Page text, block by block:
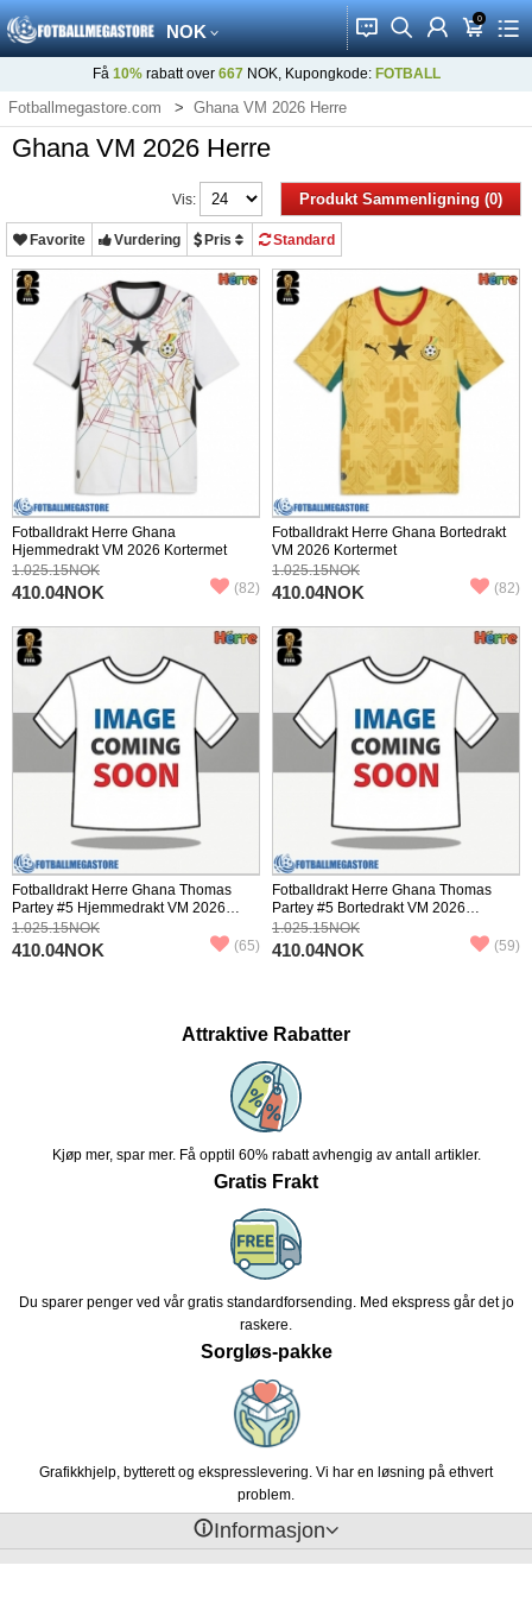
NOK 󰂱 󰂨 󰃳 0
󰃦 󰃖
Få 10%rabatt over 667NOK, Kupongkode: FOTBALL
Fotballmegastore.com Ghana VM 2026 Herre
Ghana VM 2026 Herre
Produkt Sammenligning (0)
Vis:
Favorite Vurdering Pris Standard
Fotballdrakt Herre Ghana
Hjemmedrakt VM 2026 Kortermet
1.025.15NOK
410.04NOK (82)
Fotballdrakt Herre Ghana Bortedrakt
VM 2026 Kortermet
1.025.15NOK
410.04NOK (82)
Fotballdrakt Herre Ghana Thomas
Partey #5 Hjemmedrakt VM 2026
Kortermet
1.025.15NOK
410.04NOK (65)
Fotballdrakt Herre Ghana Thomas
Partey #5 Bortedrakt VM 2026
Kortermet
1.025.15NOK
410.04NOK (59)
Attraktive Rabatter
Kjøp mer, spar mer. Få opptil 60% rabatt avhengig av antall artikler.
Gratis Frakt
Du sparer penger ved vår gratis standardforsending. Med ekspress går det jo
raskere.
Sorgløs-pakke
Grafikkhjelp, bytterett og ekspresslevering. Vi har en løsning på ethvert
problem.
󰈢Informasjon